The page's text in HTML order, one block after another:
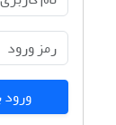
ورود